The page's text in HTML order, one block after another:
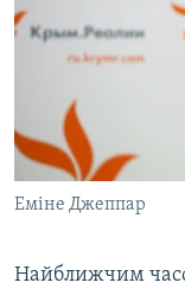
ДЕПОРТАЦІЯ
СВІДЧЕННЯ ОКУПАЦІЇ
УКРАЇНСЬКА
ІНФОГРАФІКА
ЯК ОБІЙТИ
Русский
Qırımtatar
ДОЛУЧАЙСЯ!
Еміне Джеппар
Найближчим